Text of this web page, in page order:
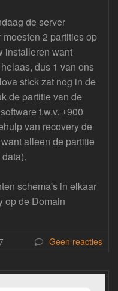
de server
2 partities op
installeren want
dus 1 van ons
stick zat nog in de
de partitie van de
t.w.v. ±900
van recovery de
alleen de partitie
schema's in elkaar
op de Domain
Geen reacties